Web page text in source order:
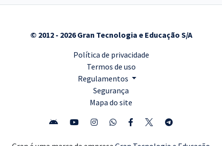
© 2012 - 2026 Gran Tecnologia e Educação S/A
Política de privacidade
Termos de uso
Regulamentos
Segurança
Mapa do site